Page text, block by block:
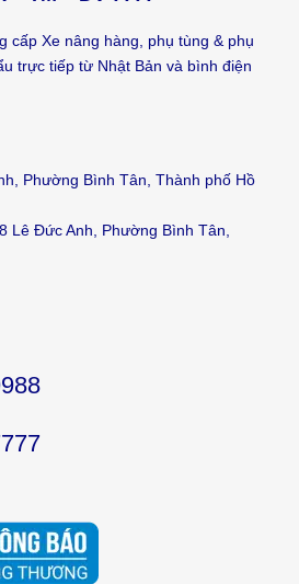
cấp Xe nâng hàng, phụ tùng & phụ
trực tiếp từ Nhật Bản và bình điện
Phường Bình Tân, Thành phố Hồ
Lê Đức Anh, Phường Bình Tân,